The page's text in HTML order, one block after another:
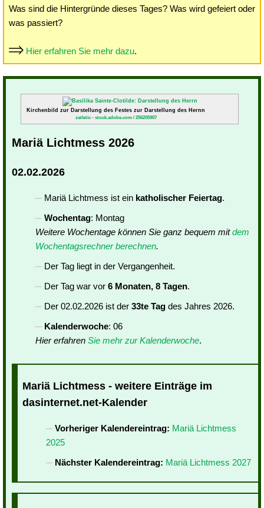
Was sind die Hintergründe dieses Tages? Was wird gefeiert oder
was passiert?
Hier erfahren Sie mehr dazu.
Kirchenbild zur Darstellung des Festes zur Darstellung des Hernn
zatletic - stock.adobe.com / 256205907
Mariä Lichtmess 2026
02.02.2026
Mariä Lichtmess ist ein katholischer Feiertag.
Wochentag: Montag
Weitere Wochentage können Sie ganz bequem mitdem
Wochentagsrechner berechnen.
Der Tag liegt in der Vergangenheit.
Der Tag war vor 6 Monaten, 8 Tagen.
Der 02.02.2026 ist der 33te Tag des Jahres 2026.
Kalenderwoche: 06
Hier erfahren Sie mehr zur Kalenderwoche.
Mariä Lichtmess - weitere Einträge im
dasinternet.net-Kalender
Vorheriger Kalendereintrag: Mariä Lichtmess
2025
Nächster Kalendereintrag: Mariä Lichtmess 2027